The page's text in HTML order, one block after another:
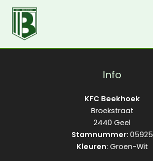
Spring
inhoud
U6
Info
KFC Beekhoek
Broekstraat
2440 Geel
Stamnummer: 05925
Kleuren: Groen-Wit